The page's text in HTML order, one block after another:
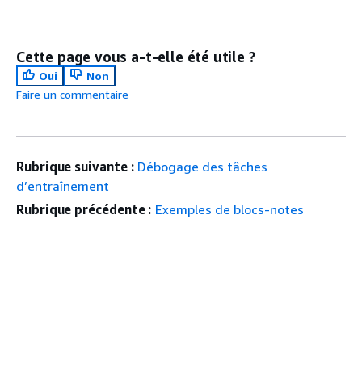
Cette page vous a-t-elle été utile ?
Oui
Non
Faire un commentaire
Rubrique suivante : Débogage des tâches
d’entraînement
Rubrique précédente : Exemples de blocs-notes